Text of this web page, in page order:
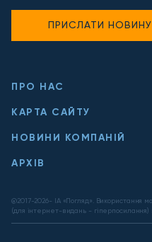
ПРО НАС
КАРТА САЙТУ
НОВИНИ КОМПАНІЙ
АРХІВ
@2017-2026- ІА «Погляд». Використання
(для інтернет-видань - гіперпосилання)
ПРИСЛАТИ НОВИНУ